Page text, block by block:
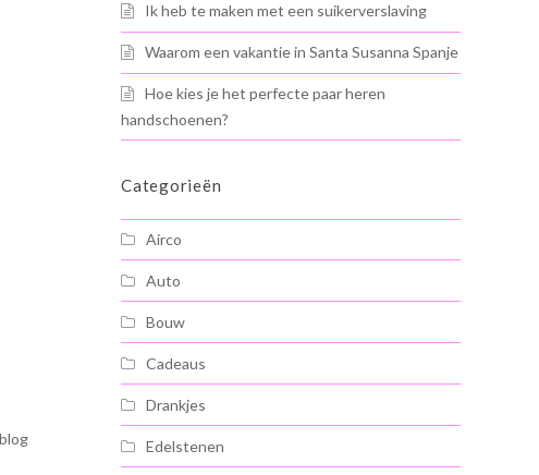
Ik heb te maken met een suikerverslaving
Waarom een vakantie in Santa Susanna Spanje
Hoe kies je het perfecte paar heren
handschoenen?
Categorieën
Airco
Auto
Bouw
Cadeaus
Drankjes
Edelstenen